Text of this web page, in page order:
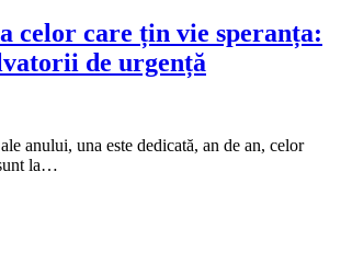
celor care țin vie speranța:
de urgență
anului, una este dedicată, an de an, celor
la…